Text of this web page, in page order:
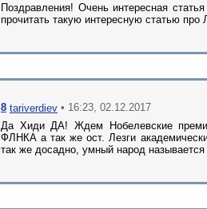
Поздравления! Очень интересная
прочитать такую интересную статью
8 tariverdiev • 16:23, 02.12.2017
Да Хиди ДА! Ждем Нобелевские
ФЛНКА а так же ост. Лезги
так же досадно, умный народ